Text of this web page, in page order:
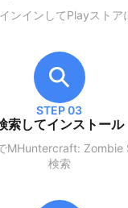
ンインしてPlayストア
STEP 03
索してインストール
MHuntercraft: Zombie
検索